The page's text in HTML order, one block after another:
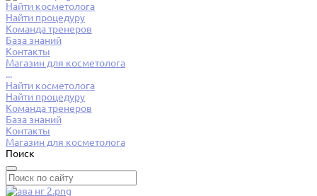
Найти косметолога
Найти процедуру
Команда тренеров
База знаний
Контакты
Магазин для косметолога
...
Найти косметолога
Найти процедуру
Команда тренеров
База знаний
Контакты
Магазин для косметолога
Поиск